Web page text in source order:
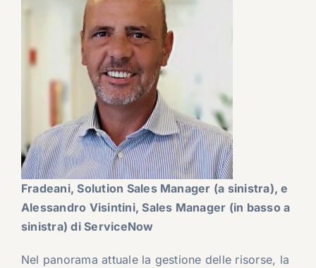
Fradeani, Solution Sales Manager (a sinistra), e
Alessandro Visintini, Sales Manager (in basso a
sinistra) di ServiceNow
Nel panorama attuale la gestione delle risorse, la